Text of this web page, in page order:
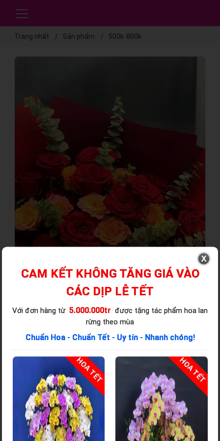
Trang nhất Sản phẩm 500k-800k
CAM KẾT KHÔNG TĂNG GIÁ VÀO
CÁC DỊP LỄ TẾT
Với đơn hàng từ 5.000.000tr được tặng tác phẩm hoa lan
rừng theo mùa
Chuẩn Hoa - Chuẩn Tết - Uy tín - Nhanh chóng!
HOA TẾT HOA TẾT